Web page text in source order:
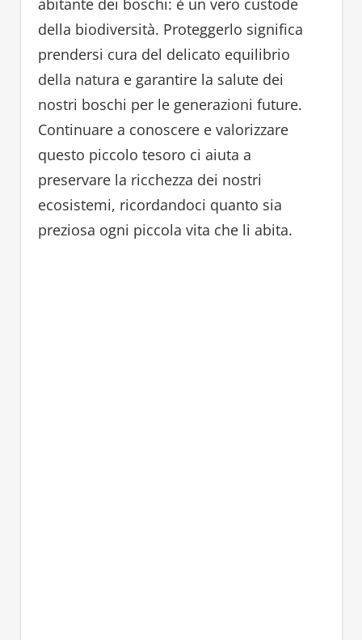
abitante dei boschi: è un vero custode
della biodiversità. Proteggerlo significa
prendersi cura del delicato equilibrio
della natura e garantire la salute dei
nostri boschi per le generazioni future.
Continuare a conoscere e valorizzare
questo piccolo tesoro ci aiuta a
preservare la ricchezza dei nostri
ecosistemi, ricordandoci quanto sia
preziosa ogni piccola vita che li abita.